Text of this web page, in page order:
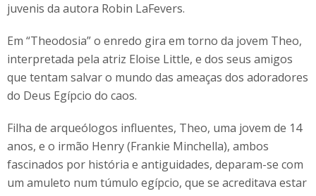
juvenis da autora Robin LaFevers.
Em “Theodosia” o enredo gira em torno da jovem Theo,
interpretada pela atriz Eloise Little, e dos seus amigos
que tentam salvar o mundo das ameaças dos adoradores
do Deus Egípcio do caos.
Filha de arqueólogos influentes, Theo, uma jovem de 14
anos, e o irmão Henry (Frankie Minchella), ambos
fascinados por história e antiguidades, deparam-se com
um amuleto num túmulo egípcio, que se acreditava estar